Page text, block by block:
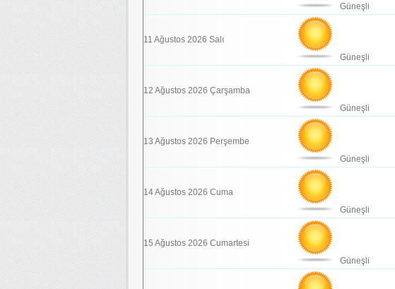
Güneşli
11 Ağustos 2026 Salı
Güneşli
12 Ağustos 2026 Çarşamba
Güneşli
13 Ağustos 2026 Perşembe
Güneşli
14 Ağustos 2026 Cuma
Güneşli
15 Ağustos 2026 Cumartesi
Güneşli